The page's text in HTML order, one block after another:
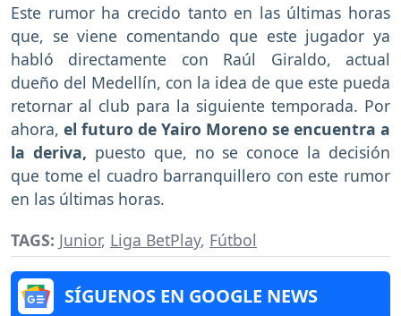
Este rumor ha crecido tanto en las últimas horas
que, se viene comentando que este jugador ya
habló directamente con Raúl Giraldo, actual
dueño del Medellín, con la idea de que este pueda
retornar al club para la siguiente temporada. Por
ahora, el futuro de Yairo Moreno se encuentra a
la deriva, puesto que, no se conoce la decisión
que tome el cuadro barranquillero con este rumor
en las últimas horas.
TAGS: Junior, Liga BetPlay, Fútbol
SÍGUENOS EN GOOGLE NEWS